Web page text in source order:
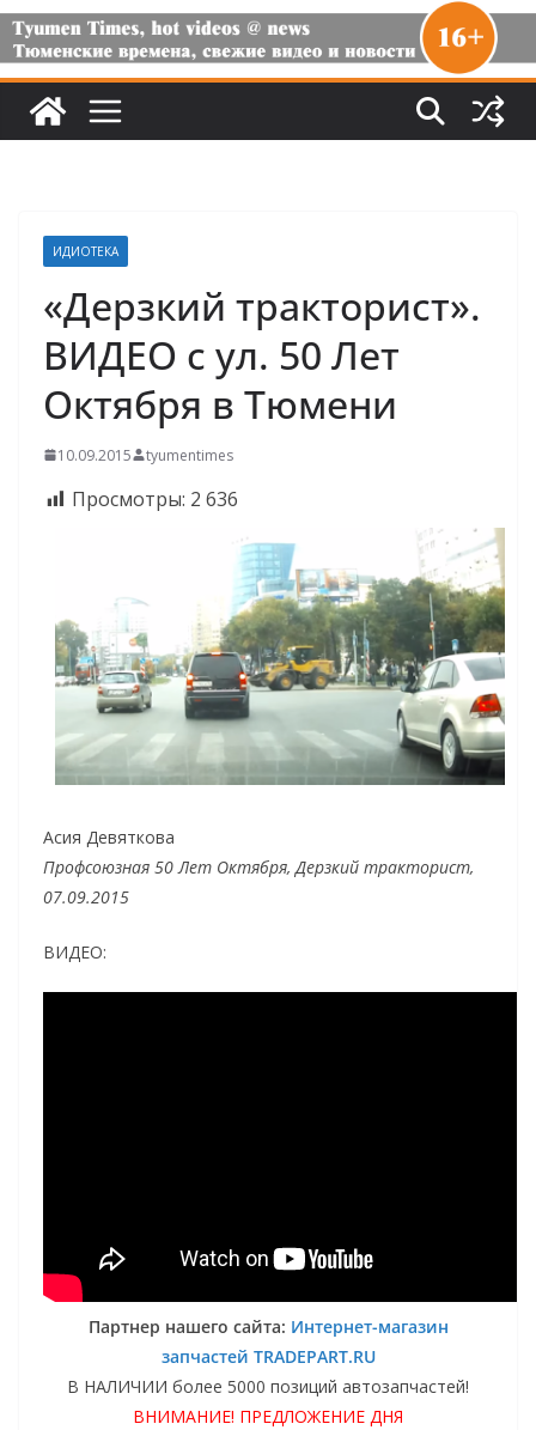
ИДИОТЕКА
«Дерзкий тракторист».
ВИДЕО с ул. 50 Лет
Октября в Тюмени
10.09.2015 tyumentimes
Просмотры: 2 636
Асия Девяткова
Профсоюзная 50 Лет Октября, Дерзкий тракторист,
07.09.2015
ВИДЕО:
Партнер нашего сайта: Интернет-магазин
запчастей TRADEPART.RU
В НАЛИЧИИ более 5000 позиций автозапчастей!
ВНИМАНИЕ! ПРЕДЛОЖЕНИЕ ДНЯ